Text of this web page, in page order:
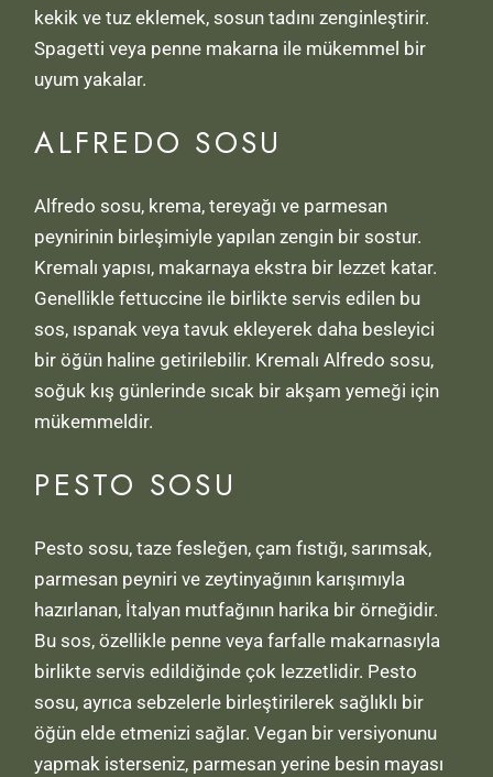
kekik ve tuz eklemek, sosun tadını zenginleştirir.
Spagetti veya penne makarna ile mükemmel bir
uyum yakalar.
ALFREDO SOSU
Alfredo sosu, krema, tereyağı ve parmesan
peynirinin birleşimiyle yapılan zengin bir sostur.
Kremalı yapısı, makarnaya ekstra bir lezzet katar.
Genellikle fettuccine ile birlikte servis edilen bu
sos, ıspanak veya tavuk ekleyerek daha besleyici
bir öğün haline getirilebilir. Kremalı Alfredo sosu,
soğuk kış günlerinde sıcak bir akşam yemeği için
mükemmeldir.
PESTO SOSU
Pesto sosu, taze fesleğen, çam fıstığı, sarımsak,
parmesan peyniri ve zeytinyağının karışımıyla
hazırlanan, İtalyan mutfağının harika bir örneğidir.
Bu sos, özellikle penne veya farfalle makarnasıyla
birlikte servis edildiğinde çok lezzetlidir. Pesto
sosu, ayrıca sebzelerle birleştirilerek sağlıklı bir
öğün elde etmenizi sağlar. Vegan bir versiyonunu
yapmak isterseniz, parmesan yerine besin mayası